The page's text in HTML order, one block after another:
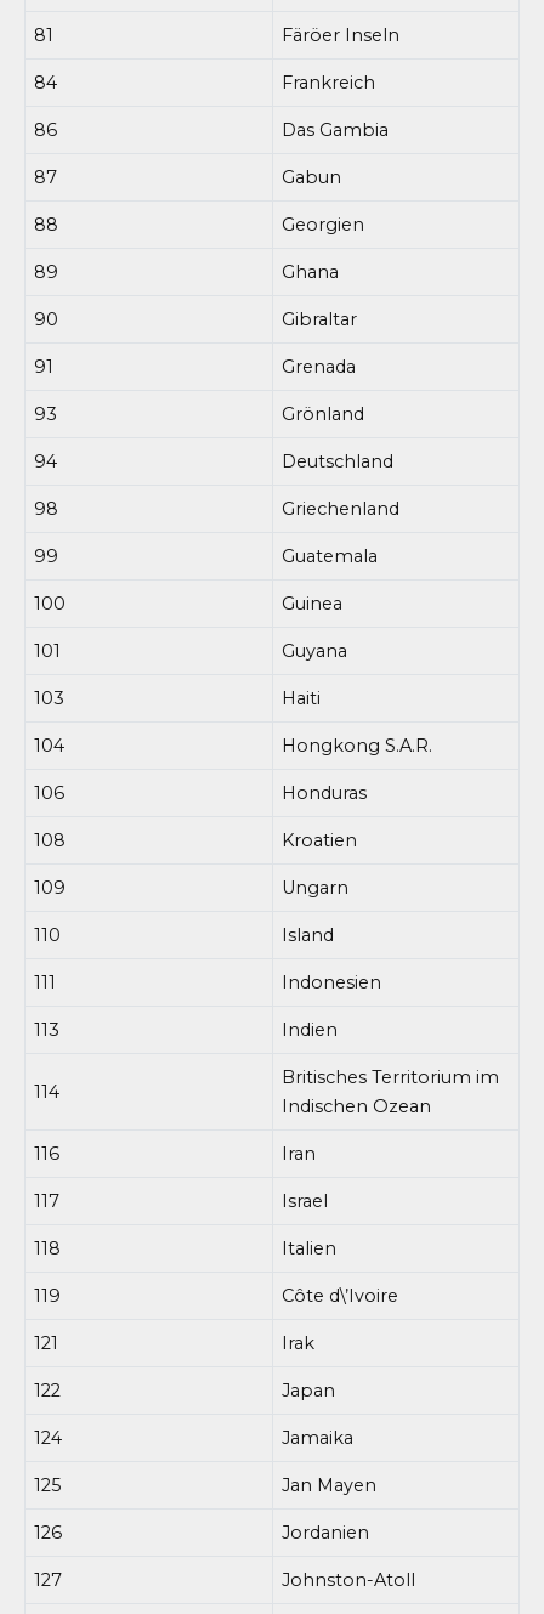
81 Färöer Inseln
84 Frankreich
86 Das Gambia
87 Gabun
88 Georgien
89 Ghana
90 Gibraltar
91 Grenada
93 Grönland
94 Deutschland
98 Griechenland
99 Guatemala
100 Guinea
101 Guyana
103 Haiti
104 Hongkong S.A.R.
106 Honduras
108 Kroatien
109 Ungarn
110 Island
111 Indonesien
113 Indien
114
Britisches Territorium im
Indischen Ozean
116 Iran
117 Israel
118 Italien
119 Côte d\’Ivoire
121 Irak
122 Japan
124 Jamaika
125 Jan Mayen
126 Jordanien
127 Johnston-Atoll